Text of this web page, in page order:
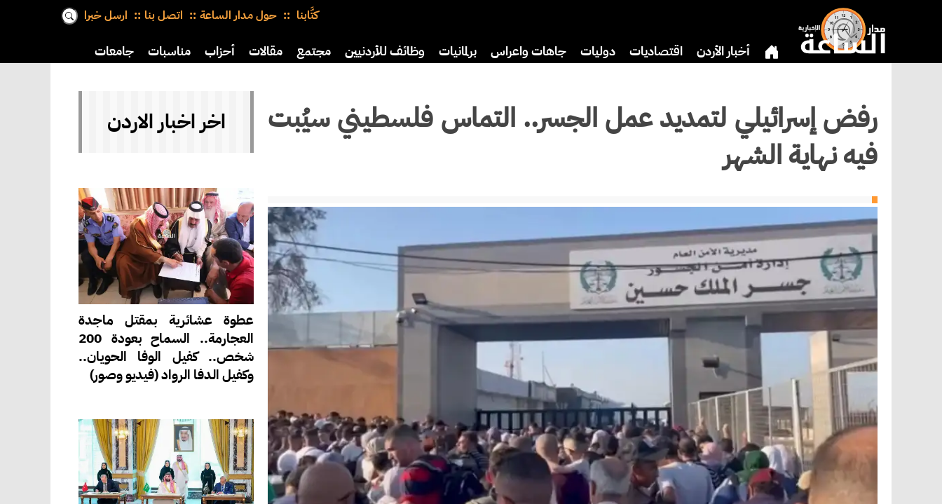
كتَّابنا حول مدار الساعة اتصل بنا ارسل خبرا
أخبار الأردن اقتصاديات دوليات جاهات واعراس برلمانيات وظائف للأردنيين مجتمع مقالات أحزاب مناسبات جامعات
رفض إسرائيلي لتمديد عمل الجسر.. التماس فلسطيني سيُبت
فيه نهاية الشهر
اخر اخبار الاردن
عطوة عشائرية بمقتل ماجدة
العجارمة.. السماح بعودة 200
شخص.. كفيل الوفا الحويان..
وكفيل الدفا الرواد (فيديو وصور)